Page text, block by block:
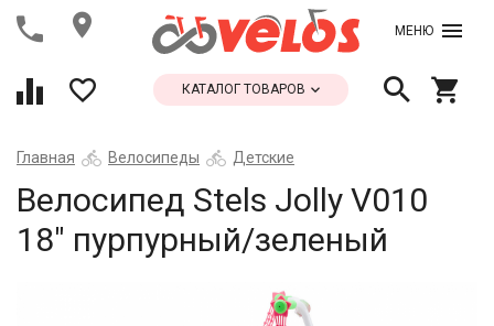
МЕНЮ
КАТАЛОГ ТОВАРОВ
Главная Велосипеды Детские
Велосипед Stels Jolly V010
18" пурпурный/зеленый